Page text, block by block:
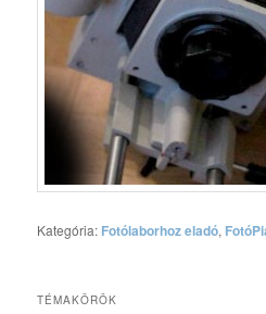
Kategória: Fotólaborhoz eladó,
TÉMAKÖRÖK